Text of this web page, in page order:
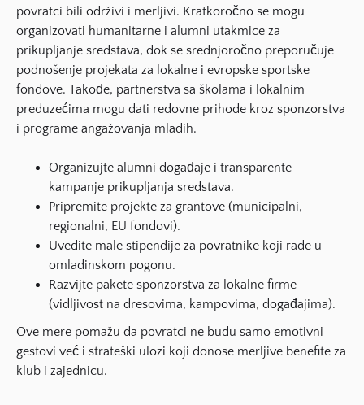
povratci bili održivi i merljivi. Kratkoročno se mogu
organizovati humanitarne i alumni utakmice za
prikupljanje sredstava, dok se srednjoročno preporučuje
podnošenje projekata za lokalne i evropske sportske
fondove. Takođe, partnerstva sa školama i lokalnim
preduzećima mogu dati redovne prihode kroz sponzorstva
i programe angažovanja mladih.
Organizujte alumni događaje i transparente
kampanje prikupljanja sredstava.
Pripremite projekte za grantove (municipalni,
regionalni, EU fondovi).
Uvedite male stipendije za povratnike koji rade u
omladinskom pogonu.
Razvijte pakete sponzorstva za lokalne firme
(vidljivost na dresovima, kampovima, događajima).
Ove mere pomažu da povratci ne budu samo emotivni
gestovi već i strateški ulozi koji donose merljive benefite za
klub i zajednicu.